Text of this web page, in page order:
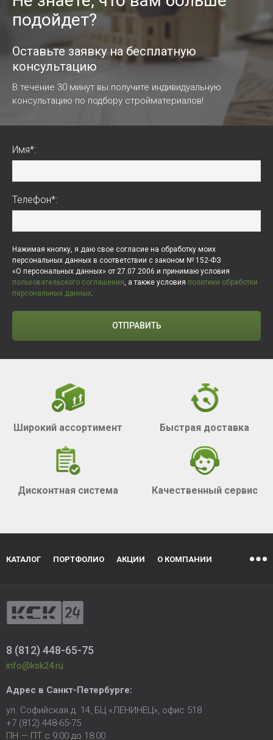
подойдет?
Оставьте заявку на бесплатную
консультацию
В течение 30 минут вы получите индивидуальную
консультацию по подбору стройматериалов!
Имя*:
Телефон*:
Нажимая кнопку, я даю свое согласие на обработку моих
персональных данных в соответствии с законом № 152-ФЗ
«О персональных данных» от 27.07.2006 и принимаю условия
пользовательского соглашения, а также условия политики обработки
персональных данных.
ОТПРАВИТЬ
Широкий ассортимент Быстрая доставка
Дисконтная система Качественный сервис
КАТАЛОГ ПОРТФОЛИО АКЦИИ О КОМПАНИИ
8 (812) 448-65-75
info@ksk24.ru
Адрес в Санкт-Петербурге:
ул. Софийская д. 14, БЦ «ЛЕНИНЕЦ», офис 518
+7 (812) 448-65-75
ПН — ПТ с 9:00 до 18:00